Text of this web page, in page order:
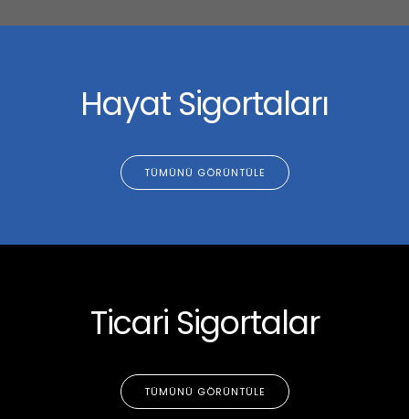
Hayat Sigortaları
TÜMÜNÜ GÖRÜNTÜLE
Ticari Sigortalar
TÜMÜNÜ GÖRÜNTÜLE